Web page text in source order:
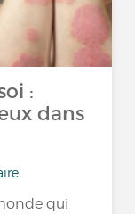
:
dans
qui